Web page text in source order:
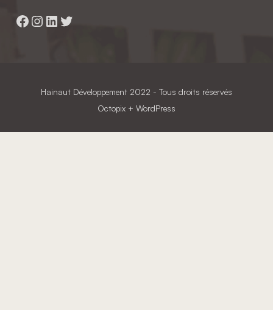
Facebook
Instagram
LinkedIn
Twitter
Hainaut Développement 2022 - Tous droits réservés
Octopix + WordPress